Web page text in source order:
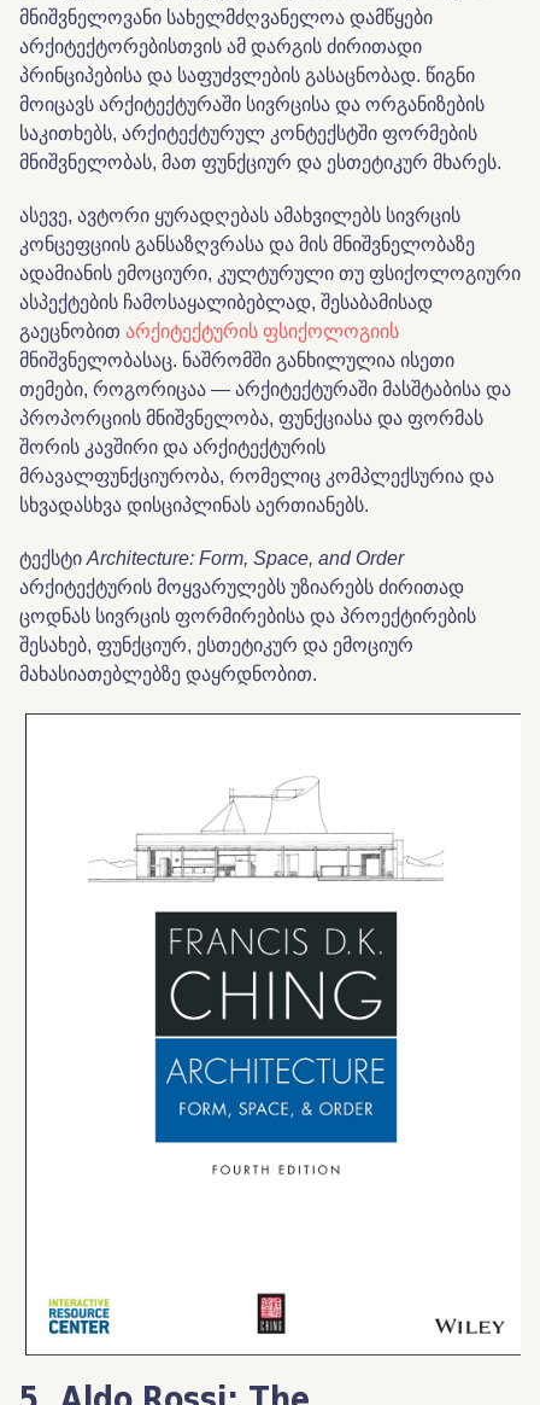
მნიშვნელოვანი სახელმძღვანელოა დამწყები
არქიტექტორებისთვის ამ დარგის ძირითადი
პრინციპებისა და საფუძვლების გასაცნობად. წიგნი
მოიცავს არქიტექტურაში სივრცისა და ორგანიზების
საკითხებს, არქიტექტურულ კონტექსტში ფორმების
მნიშვნელობას, მათ ფუნქციურ და ესთეტიკურ მხარეს.
ასევე, ავტორი ყურადღებას ამახვილებს სივრცის
კონცეფციის განსაზღვრასა და მის მნიშვნელობაზე
ადამიანის ემოციური, კულტურული თუ ფსიქოლოგიური
ასპექტების ჩამოსაყალიბებლად, შესაბამისად
გაეცნობით არქიტექტურის ფსიქოლოგიის
მნიშვნელობასაც. ნაშრომში განხილულია ისეთი
თემები, როგორიცაა — არქიტექტურაში მასშტაბისა და
პროპორციის მნიშვნელობა, ფუნქციასა და ფორმას
შორის კავშირი და არქიტექტურის
მრავალფუნქციურობა, რომელიც კომპლექსურია და
სხვადასხვა დისციპლინას აერთიანებს.
ტექსტი Architecture: Form, Space, and Order
არქიტექტურის მოყვარულებს უზიარებს ძირითად
ცოდნას სივრცის ფორმირებისა და პროექტირების
შესახებ, ფუნქციურ, ესთეტიკურ და ემოციურ
მახასიათებლებზე დაყრდნობით.